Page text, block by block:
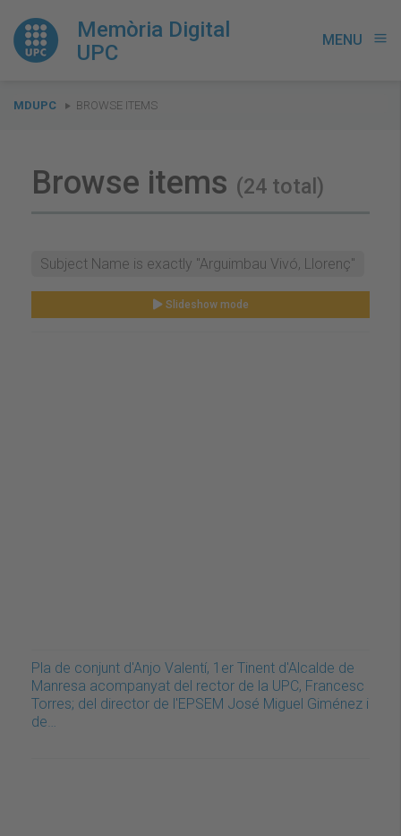
Memòria Digital
UPC
MENU menu
You
MDUPC BROWSE ITEMS
Browse items (24 total)
Subject Name is exactly "Arguimbau Vivó, Llorenç"
Slideshow mode
Pla de conjunt d'Anjo Valentí, 1er Tinent d'Alcalde de
Manresa acompanyat del rector de la UPC, Francesc
Torres; del director de l'EPSEM José Miguel Giménez i
de…